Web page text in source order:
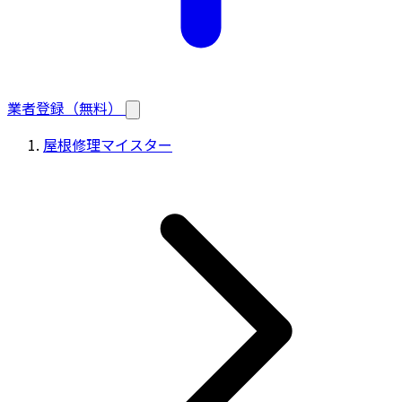
業者登録（無料）
屋根修理マイスター